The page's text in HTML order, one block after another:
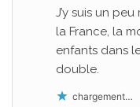
J’y suis un
la France, la
enfants dans
double.
chargement…